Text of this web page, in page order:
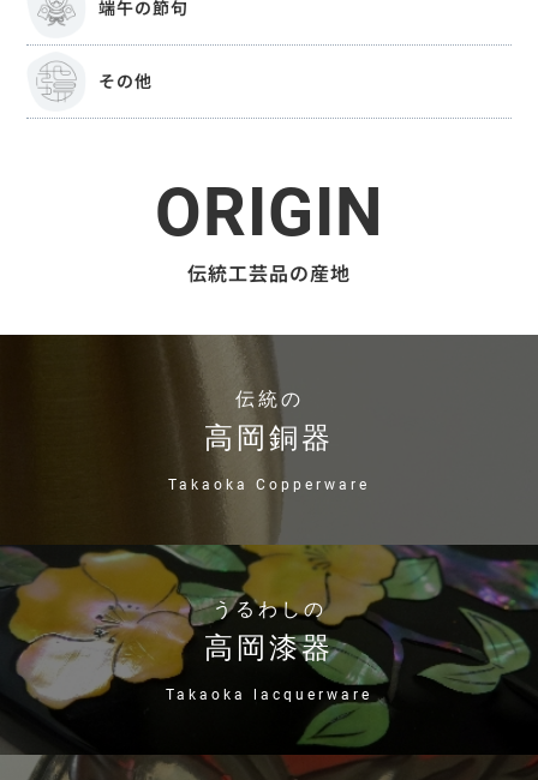
端午の節句
その他
ORIGIN
伝統工芸品の産地
伝統の
高岡銅器
Takaoka Copperware
うるわしの
高岡漆器
Takaoka lacquerware